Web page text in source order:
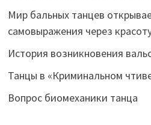
Мир бальных танцев
самовыражения через
История возникновения
Танцы в «Криминальном
Вопрос биомеханики танца